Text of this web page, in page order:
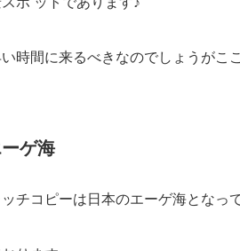
時間に来るべきなのでしょうがこ
ゲ海
チコピーは日本のエーゲ海とな